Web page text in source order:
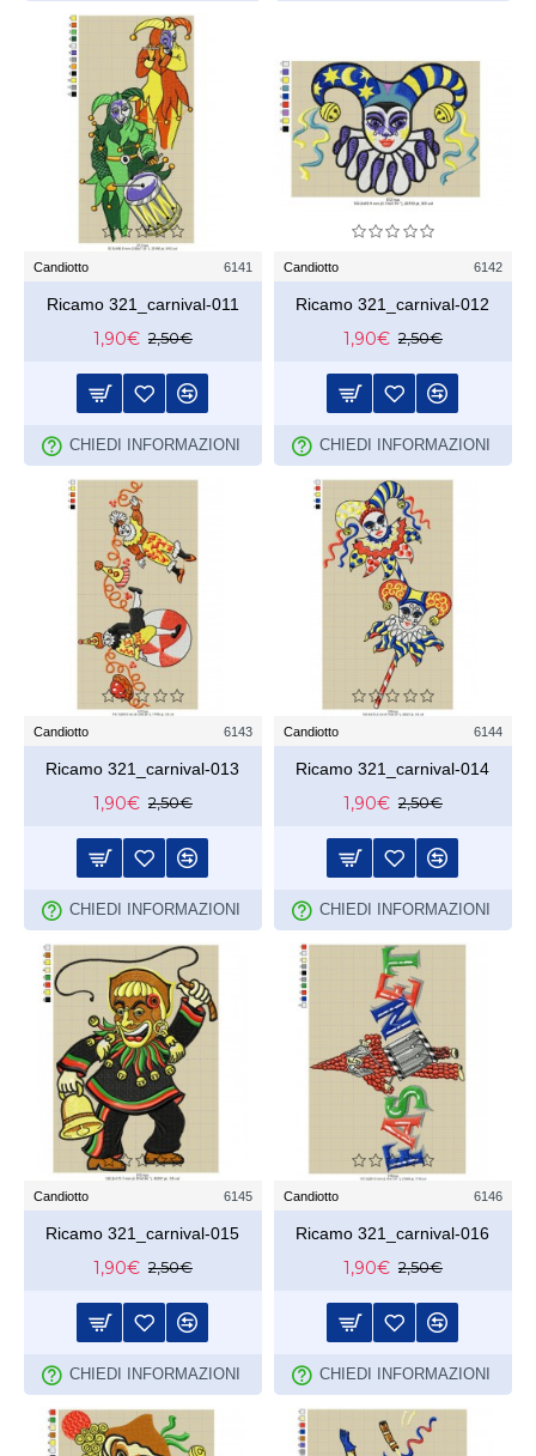
Candiotto 6141
Ricamo 321_carnival-011
1,90€ 2,50€
CHIEDI INFORMAZIONI
Candiotto 6142
Ricamo 321_carnival-012
1,90€ 2,50€
CHIEDI INFORMAZIONI
Candiotto 6143
Ricamo 321_carnival-013
1,90€ 2,50€
CHIEDI INFORMAZIONI
Candiotto 6144
Ricamo 321_carnival-014
1,90€ 2,50€
CHIEDI INFORMAZIONI
Candiotto 6145
Ricamo 321_carnival-015
1,90€ 2,50€
CHIEDI INFORMAZIONI
Candiotto 6146
Ricamo 321_carnival-016
1,90€ 2,50€
CHIEDI INFORMAZIONI